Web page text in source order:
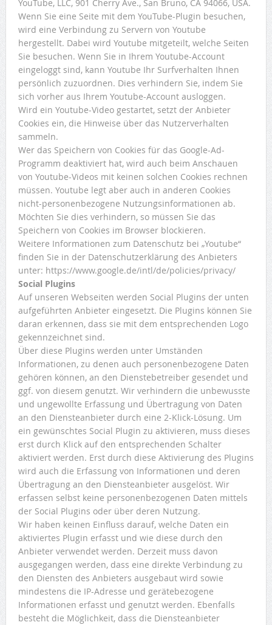
YouTube, LLC, 901 Cherry Ave., San Bruno, CA 94066, USA.
Wenn Sie eine Seite mit dem YouTube-Plugin besuchen,
wird eine Verbindung zu Servern von Youtube
hergestellt. Dabei wird Youtube mitgeteilt, welche Seiten
Sie besuchen. Wenn Sie in Ihrem Youtube-Account
eingeloggt sind, kann Youtube Ihr Surfverhalten Ihnen
persönlich zuzuordnen. Dies verhindern Sie, indem Sie
sich vorher aus Ihrem Youtube-Account ausloggen.
Wird ein Youtube-Video gestartet, setzt der Anbieter
Cookies ein, die Hinweise über das Nutzerverhalten
sammeln.
Wer das Speichern von Cookies für das Google-Ad-
Programm deaktiviert hat, wird auch beim Anschauen
von Youtube-Videos mit keinen solchen Cookies rechnen
müssen. Youtube legt aber auch in anderen Cookies
nicht-personenbezogene Nutzungsinformationen ab.
Möchten Sie dies verhindern, so müssen Sie das
Speichern von Cookies im Browser blockieren.
Weitere Informationen zum Datenschutz bei „Youtube“
finden Sie in der Datenschutzerklärung des Anbieters
unter: https://www.google.de/intl/de/policies/privacy/
Social Plugins
Auf unseren Webseiten werden Social Plugins der unten
aufgeführten Anbieter eingesetzt. Die Plugins können Sie
daran erkennen, dass sie mit dem entsprechenden Logo
gekennzeichnet sind.
Über diese Plugins werden unter Umständen
Informationen, zu denen auch personenbezogene Daten
gehören können, an den Dienstebetreiber gesendet und
ggf. von diesem genutzt. Wir verhindern die unbewusste
und ungewollte Erfassung und Übertragung von Daten
an den Diensteanbieter durch eine 2-Klick-Lösung. Um
ein gewünschtes Social Plugin zu aktivieren, muss dieses
erst durch Klick auf den entsprechenden Schalter
aktiviert werden. Erst durch diese Aktivierung des Plugins
wird auch die Erfassung von Informationen und deren
Übertragung an den Diensteanbieter ausgelöst. Wir
erfassen selbst keine personenbezogenen Daten mittels
der Social Plugins oder über deren Nutzung.
Wir haben keinen Einfluss darauf, welche Daten ein
aktiviertes Plugin erfasst und wie diese durch den
Anbieter verwendet werden. Derzeit muss davon
ausgegangen werden, dass eine direkte Verbindung zu
den Diensten des Anbieters ausgebaut wird sowie
mindestens die IP-Adresse und gerätebezogene
Informationen erfasst und genutzt werden. Ebenfalls
besteht die Möglichkeit, dass die Diensteanbieter